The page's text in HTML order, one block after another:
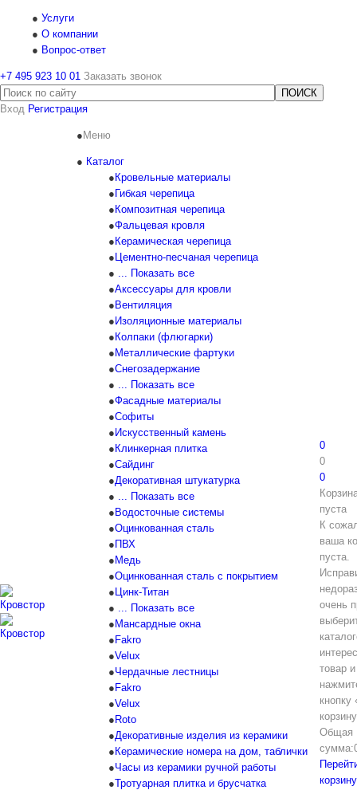
Услуги
О компании
Вопрос-ответ
+7 495 923 10 01 Заказать звонок
Вход Регистрация
Меню
Каталог
Кровельные материалы
Гибкая черепица
Композитная черепица
Фальцевая кровля
Керамическая черепица
Цементно-песчаная черепица
... Показать все
Аксессуары для кровли
Вентиляция
Изоляционные материалы
Колпаки (флюгарки)
Металлические фартуки
Снегозадержание
... Показать все
Фасадные материалы
Софиты
Искусственный камень
Клинкерная плитка
Сайдинг
Декоративная штукатурка
... Показать все
Водосточные системы
Оцинкованная сталь
ПВХ
Медь
Оцинкованная сталь с покрытием
Цинк-Титан
... Показать все
Мансардные окна
Fakro
Velux
Чердачные лестницы
Fakro
Velux
Roto
Декоративные изделия из керамики
Керамические номера на дом, таблички
Часы из керамики ручной работы
Тротуарная плитка и брусчатка
0
0
0
пуста
К
ваша
пуста.
очень
товар и
кнопку
Общая
сумма:
корзину